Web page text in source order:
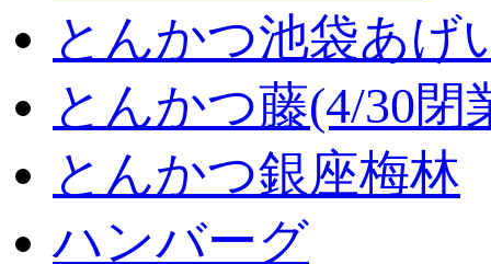
とんかつ池袋あげ
とんかつ藤(4/30閉
とんかつ銀座梅林
ハンバーグ